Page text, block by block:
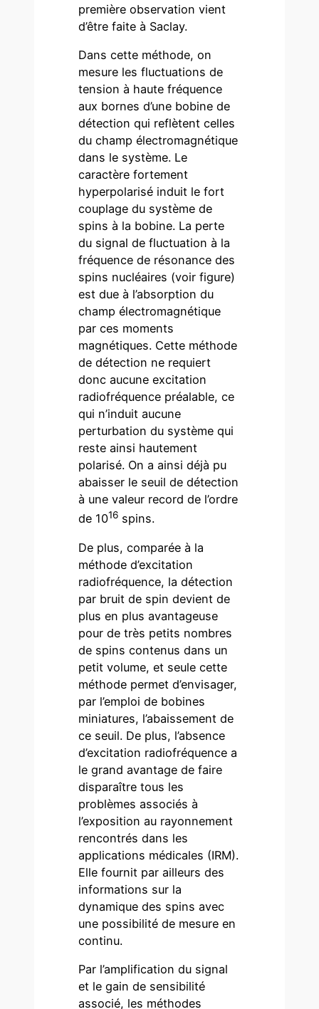
première observation vient
d’être faite à Saclay.
Dans cette méthode, on
mesure les fluctuations de
tension à haute fréquence
aux bornes d’une bobine de
détection qui reflètent celles
du champ électromagnétique
dans le système. Le
caractère fortement
hyperpolarisé induit le fort
couplage du système de
spins à la bobine. La perte
du signal de fluctuation à la
fréquence de résonance des
spins nucléaires (voir figure)
est due à l’absorption du
champ électromagnétique
par ces moments
magnétiques. Cette méthode
de détection ne requiert
donc aucune excitation
radiofréquence préalable, ce
qui n’induit aucune
perturbation du système qui
reste ainsi hautement
polarisé. On a ainsi déjà pu
abaisser le seuil de détection
à une valeur record de l’ordre
de 1016 spins.
De plus, comparée à la
méthode d’excitation
radiofréquence, la détection
par bruit de spin devient de
plus en plus avantageuse
pour de très petits nombres
de spins contenus dans un
petit volume, et seule cette
méthode permet d’envisager,
par l’emploi de bobines
miniatures, l’abaissement de
ce seuil. De plus, l’absence
d’excitation radiofréquence a
le grand avantage de faire
disparaître tous les
problèmes associés à
l’exposition au rayonnement
rencontrés dans les
applications médicales (IRM).
Elle fournit par ailleurs des
informations sur la
dynamique des spins avec
une possibilité de mesure en
continu.
Par l’amplification du signal
et le gain de sensibilité
associé, les méthodes